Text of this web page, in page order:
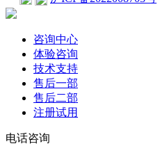
咨询中心
体验咨询
技术支持
售后一部
售后二部
注册试用
电话咨询